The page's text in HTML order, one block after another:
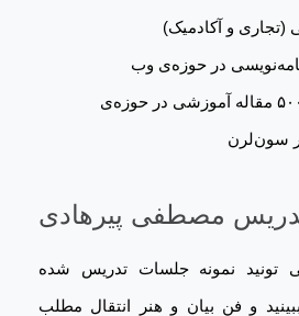
و آکادمیک)
نویسنده‌ی بیش از ۵۰۰ مقاله آموزشی در حوزه‌ی
سون‌لرن
مصطفی پیرهادی
نمونه جلسات تدریس شده
و فن بیان و هنر انتقال مطلب